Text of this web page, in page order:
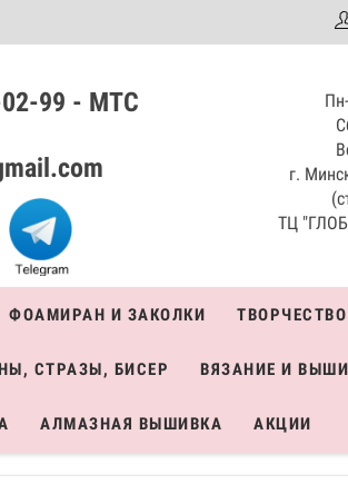
02-99 - МТС
г.
ТЦ
ФОАМИРАН И ЗАКОЛКИ ТВОРЧЕСТВО
СТРАЗЫ, БИСЕР ВЯЗАНИЕ И
АЛМАЗНАЯ ВЫШИВКА АКЦИИ